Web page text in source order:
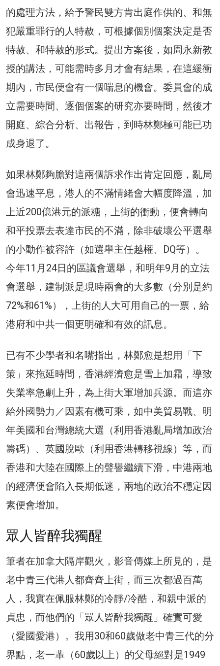
的處理方法，給予警民雙方肯出庭作供的、和無
犯嚴重罪行的人特赦，可根據個別個案決定是否
特赦、和特赦的形式。提出方案後，如周永新教
授的講法，可能需時多月才會有結果，在這緩衝
期內，市民便會有一個喘息的機會。委員會的成
立需要時間、逐個個案的研究亦要時間，然後才
開庭、綜合分析、出報告，到時林鄭極可能已功
成身退了。
如果林鄭夠膽對這兩個訴求作出肯定回應，亂局
會迅速平息，港人的不滿情緒會大幅度降溫，加
上近200億港元的派糖，上街的衝動，便會轉向
和平投票去表達市民的不滿，除非破壞公平選舉
的小動作被容許（如選舉主任越權、DQ等）。
今年11月24日的區議會選舉，和明年9月的立法
會選舉，建制派是現時兩會的大多數（分別是約
72%和61%），上街的人大可用自己的一票，給
港府和中共一個更明確和有效的訊息。
已有不少學者和名嘴指出，林鄭愈是想用「下
策」來拖延時間，香港經濟愈是雪上加霜，導致
失業率急劇上升，為上街大軍增加兵源。而這亦
給外國勢力／因素有機可乘，如中美貿易戰、明
年美國和台灣總統大選（利用香港亂局增加政治
籌碼）、英國脫歐（利用香港轉移視線）等，而
香港和大陸在國際上的聲譽繼續下滑，中港兩地
的經濟便會陷入長期低迷，兩地的政治不穩定因
素便會增加。
眾人皆醉我獨醒
筆者在加拿大隔岸觀火，影音傳媒上所見的，是
老中青三代港人都齊齊上街，而三次都過百萬
人，我實在佩服林鄭的冷靜/冷酷，和親中派的
貞忠，而他們的「眾人皆醉我獨醒」確實可愛
（愛國愛港）。我用30和60歲做老中青三代的分
界點，老一輩（60歲以上）的父母絕對是1949